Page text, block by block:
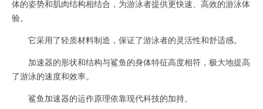
体的姿势和肌肉结构相结合，为游泳者提供更快速、高效的游泳体
验。
它采用了轻质材料制造，保证了游泳者的灵活性和舒适感。
加速器的形状和结构与鲨鱼的身体特征高度相符，极大地提高
了游泳的速度和效率。
鲨鱼加速器的运作原理依靠现代科技的加持。